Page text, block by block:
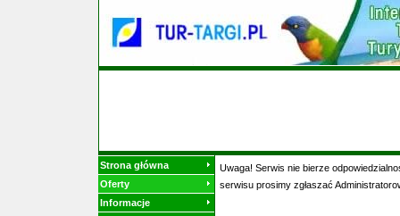
Strona główna
Oferty
Informacje
Uwaga! Serwis nie bierze
serwisu prosimy zgłaszać